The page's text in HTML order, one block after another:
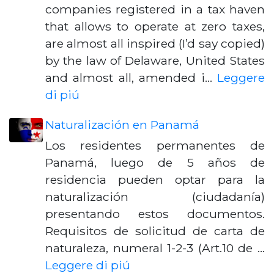
companies registered in a tax haven
that allows to operate at zero taxes,
are almost all inspired (I’d say copied)
by the law of Delaware, United States
and almost all, amended i… Leggere
di piú
Naturalización en Panamá
Los residentes permanentes de
Panamá, luego de 5 años de
residencia pueden optar para la
naturalización (ciudadanía)
presentando estos documentos.
Requisitos de solicitud de carta de
naturaleza, numeral 1-2-3 (Art.10 de …
Leggere di piú